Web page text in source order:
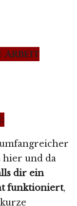
Arbeit
hier und da
dir ein
funktioniert,